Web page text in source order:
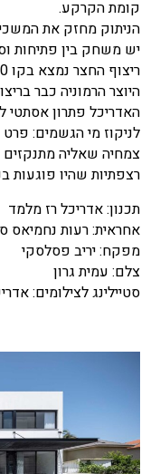
קומת הקרקע.
הניתוק מחזק את
יש משחק בין פתיחות
היוצר הרמוניה כבר
האדריכל פתרון אסתטי
לניקוז מי הגשמים: פרט
צמחיה שאליה מתנקזים
רצפתיות שהיו פוגעות
תכנון: אדריכל רז מלמד
אחראית: רעות נחמיאס
מפקח: יריב פסלסקי
צלם: עמית גרון
סטיילינג לצילומים: